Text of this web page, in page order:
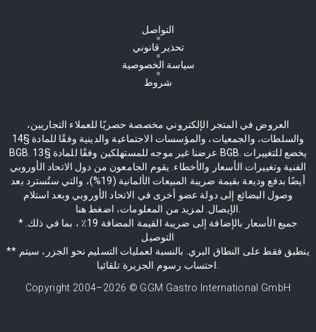
التواصل
تحذير قانوني
سياسة الخصوصية
شروط
العروض في المتجر الإلكتروني مخصصة حصريًا للعملاء التجاريين،
والسلطات، والجمعيات، والمؤسسات الاجتماعية والدينية وفقًا للمادة §14
BGB. عرضنا غير موجه للمستهلكين وفقًا للمادة §13 BGB. يخضع للتغييرات
الفنية وتغييرات الأسعار والأخطاء. يقوم الجامعون من دول الاتحاد الأوروبي
أيضًا بدفع وديعة بقيمة ضريبة المبيعات الألمانية (19%)، والتي ستُسترد بعد
وصول البضائع إلى دولة عضو أخرى في الاتحاد الأوروبي وبعد استلام
* جميع الأسعار بالإضافة إلى ضريبة القيمة المضافة 19٪ ، بما في ذلك.
التوصيل
** ينطبق فقط على النطاق البري. بالنسبة لعمليات التسليم نحو الجزر، سيتم
Copyright 2004–2026 © GGM Gastro International GmbH